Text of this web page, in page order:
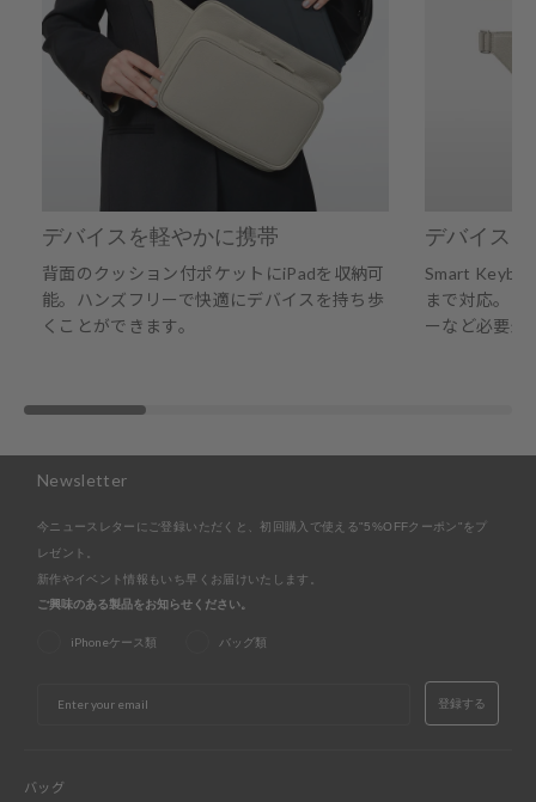
※各店舗の詳細は
こちら
デバイスを軽やかに携帯
背面のクッション付ポケットにiPadを収納可
能。ハンズフリーで快適にデバイスを持ち歩
くことができます。
デバイス
Smart
まで対応。前
ーなど必要最
Newsletter
今ニュースレターにご登録いただくと、初回購入で使える"5%OFFクーポン"をプ
レゼント。
新作やイベント情報もいち早くお届けいたします。
ご興味のある製品をお知らせください。
iPhoneケース類 バッグ類
登録する
バッグ